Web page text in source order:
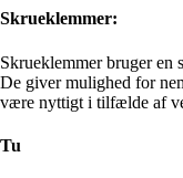
Skrueklemmer:
Skrueklemmer bruger en
De giver mulighed for
være nyttigt i tilfælde af
Tu